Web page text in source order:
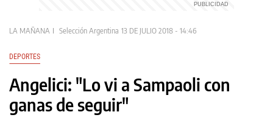
LA MAÑANA Selección Argentina 13 DE JULIO 2018 - 14:46
DEPORTES
Angelici: "Lo vi a Sampaoli con
ganas de seguir"